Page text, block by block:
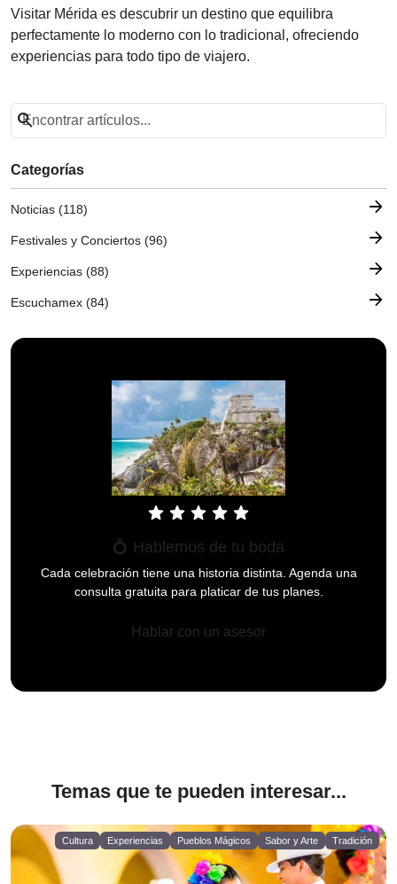
Visitar Mérida es descubrir un destino que equilibra
perfectamente lo moderno con lo tradicional, ofreciendo
experiencias para todo tipo de viajero.
search
Categorías
Noticias (118) arrow_forward
Festivales y Conciertos (96) arrow_forward
Experiencias (88) arrow_forward
Escuchamex (84) arrow_forward
star star star star star
💍 Hablemos de tu boda
Cada celebración tiene una historia distinta. Agenda una
consulta gratuita para platicar de tus planes.
Hablar con un asesor
Temas que te pueden interesar...
Cultura Experiencias Pueblos Mágicos Sabor y Arte Tradición